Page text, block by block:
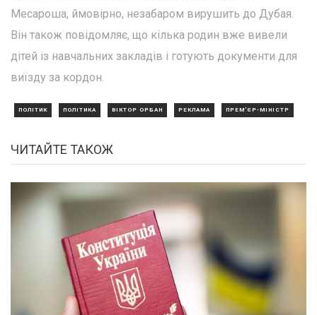
Месароша, ймовірно, незабаром вирушить до Дубая.
Він також повідомляє, що кілька родин вже вивели
дітей із навчальних закладів і готують документи для
виїзду за кордон.
ПОЛІТИК ПОЛІТИКА ВІКТОР ОРБАН РЕКЛАМА ПРЕМ'ЄР-МІНІСТР
ЧИТАЙТЕ ТАКОЖ